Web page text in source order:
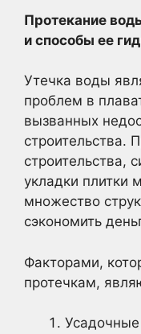
Протекание
и способы ее
Утечка воды
проблем в
вызванных
строительства.
строительства,
укладки плитки
множество
сэкономить
Факторами,
протечкам,